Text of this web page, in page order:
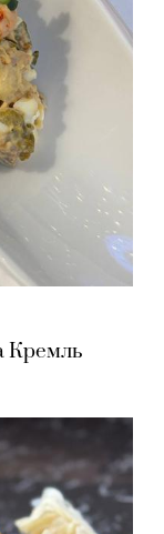
Кремль